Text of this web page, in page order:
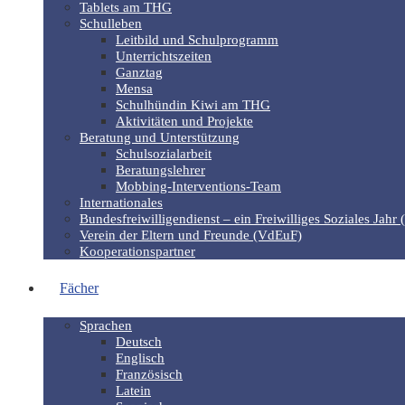
Tablets am THG
Schulleben
Leitbild und Schulprogramm
Unterrichtszeiten
Ganztag
Mensa
Schulhündin Kiwi am THG
Aktivitäten und Projekte
Beratung und Unterstützung
Schulsozialarbeit
Beratungslehrer
Mobbing-Interventions-Team
Internationales
Bundesfreiwilligendienst – ein Freiwilliges Soziales Jahr
Verein der Eltern und Freunde (VdEuF)
Kooperationspartner
Fächer
Sprachen
Deutsch
Englisch
Französisch
Latein